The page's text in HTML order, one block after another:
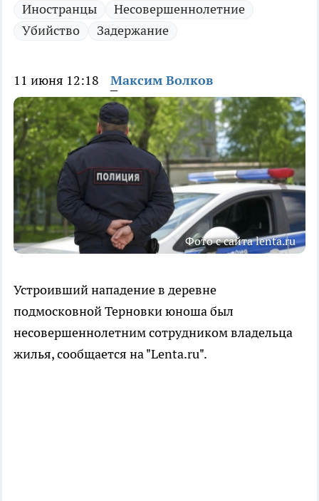
Иностранцы
Несовершеннолетние
Убийство
Задержание
11 июня 12:18 Максим Волков
Фото с сайта lenta.ru
Устроивший нападение в деревне
подмосковной Терновки юноша был
несовершеннолетним сотрудником владельца
жилья, сообщается на "Lenta.ru".